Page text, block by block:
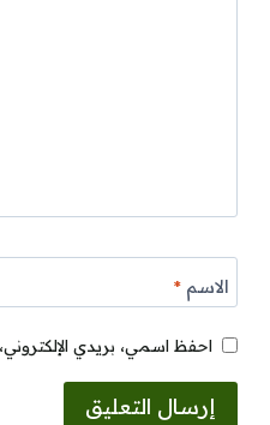
الاسم*
احفظ اسمي، بريدي